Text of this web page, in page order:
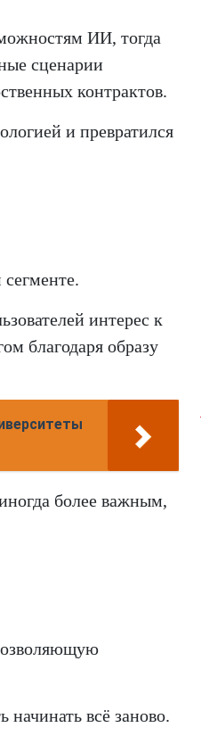
ИИ, тогда
сценарии
контрактов.
и превратился
интерес к
благодаря образу
более важным,
всё заново.